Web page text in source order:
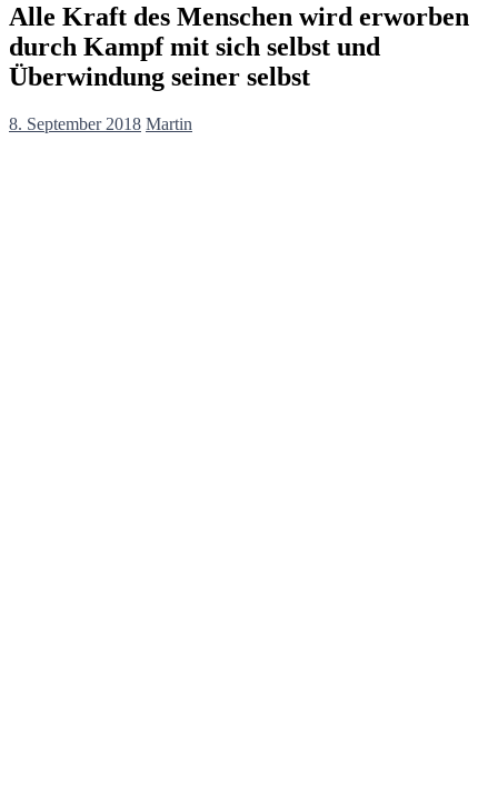
Alle Kraft des Menschen wird erworben
durch Kampf mit sich selbst und
Überwindung seiner selbst
8. September 2018 Martin